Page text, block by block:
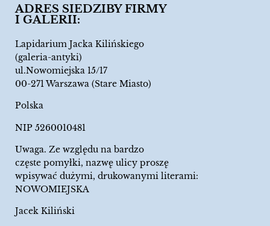
ADRES SIEDZIBY FIRMY
I GALERII:
Lapidarium Jacka Kilińskiego
(galeria-antyki)
ul.Nowomiejska 15/17
00-271 Warszawa (Stare Miasto)
Polska
NIP 5260010481
Uwaga. Ze względu na bardzo
częste pomyłki, nazwę ulicy proszę
wpisywać dużymi, drukowanymi literami:
NOWOMIEJSKA
Jacek Kiliński